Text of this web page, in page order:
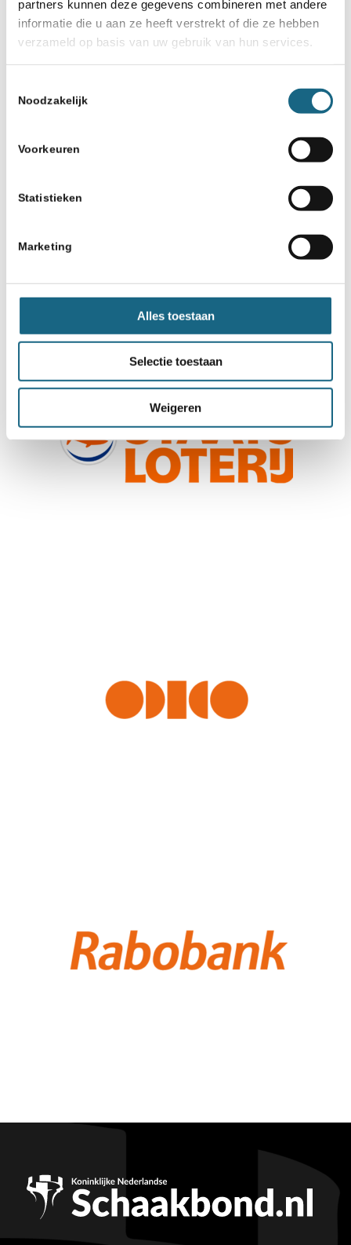
partners kunnen deze gegevens combineren met andere
informatie die u aan ze heeft verstrekt of die ze hebben
verzameld op basis van uw gebruik van hun services.
Noodzakelijk
Voorkeuren
Statistieken
Marketing
Alles toestaan
Selectie toestaan
Weigeren